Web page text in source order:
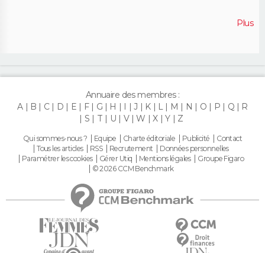
Plus
Annuaire des membres :
A
B C D E F G H I J K L M N O P Q
R
S
T U V W X Y Z
Qui sommes-nous ? Equipe Charte éditoriale Publicité
Contact
Tous les articles
RSS Recrutement
Données personnelles
Paramétrer les cookies
Gérer Utiq Mentions légales
Groupe Figaro
© 2026 CCM Benchmark